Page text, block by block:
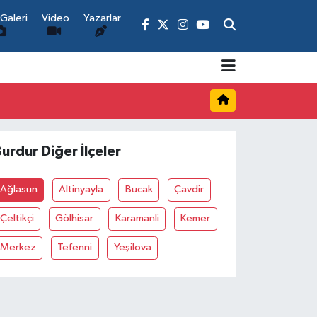
Video Yazarlar
Diğer İlçeler
Ağlasun Altinyayla Bucak Çavdir
Çeltikçi Gölhisar Karamanli Kemer
Merkez Tefenni Yeşilova